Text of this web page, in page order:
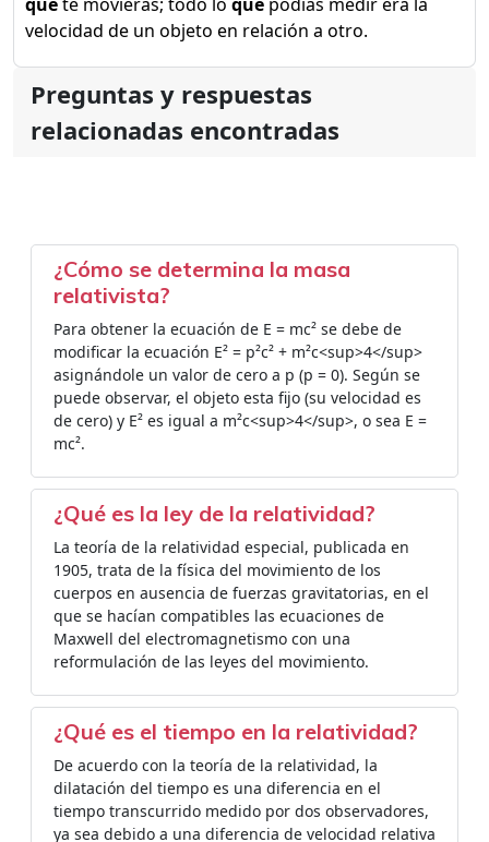
velocidad de un objeto en relación a otro.
Preguntas y respuestas
relacionadas encontradas
¿Cómo se determina la masa
relativista?
Para obtener la ecuación de E = mc² se debe de
modificar la ecuación E² = p²c² + m²c<sup>4</sup>
asignándole un valor de cero a p (p = 0). Según se
puede observar, el objeto esta fijo (su velocidad es
de cero) y E² es igual a m²c<sup>4</sup>, o sea E =
mc².
¿Qué es la ley de la relatividad?
La teoría de la relatividad especial, publicada en
1905, trata de la física del movimiento de los
cuerpos en ausencia de fuerzas gravitatorias, en el
que se hacían compatibles las ecuaciones de
Maxwell del electromagnetismo con una
reformulación de las leyes del movimiento.
¿Qué es el tiempo en la relatividad?
De acuerdo con la teoría de la relatividad, la
dilatación del tiempo es una diferencia en el
tiempo transcurrido medido por dos observadores,
ya sea debido a una diferencia de velocidad relativa